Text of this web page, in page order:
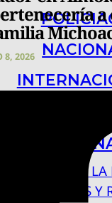
CIENCIA Y
BAJO LA
RASTROS Y
a
8, 2026